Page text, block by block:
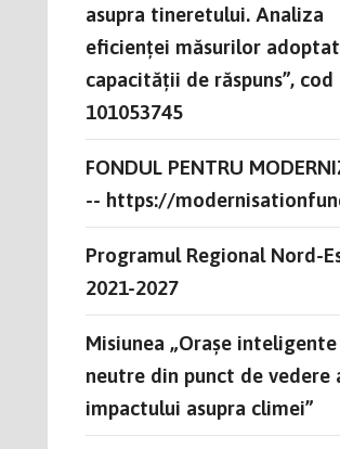
asupra tineretului. Analiza
eficienței măsurilor
capacității de răspuns”, cod
101053745
FONDUL PENTRU
-- https://
Programul Regional Nord-
2021-2027
Misiunea „Orașe inteligente
neutre din punct de vedere
impactului asupra climei”